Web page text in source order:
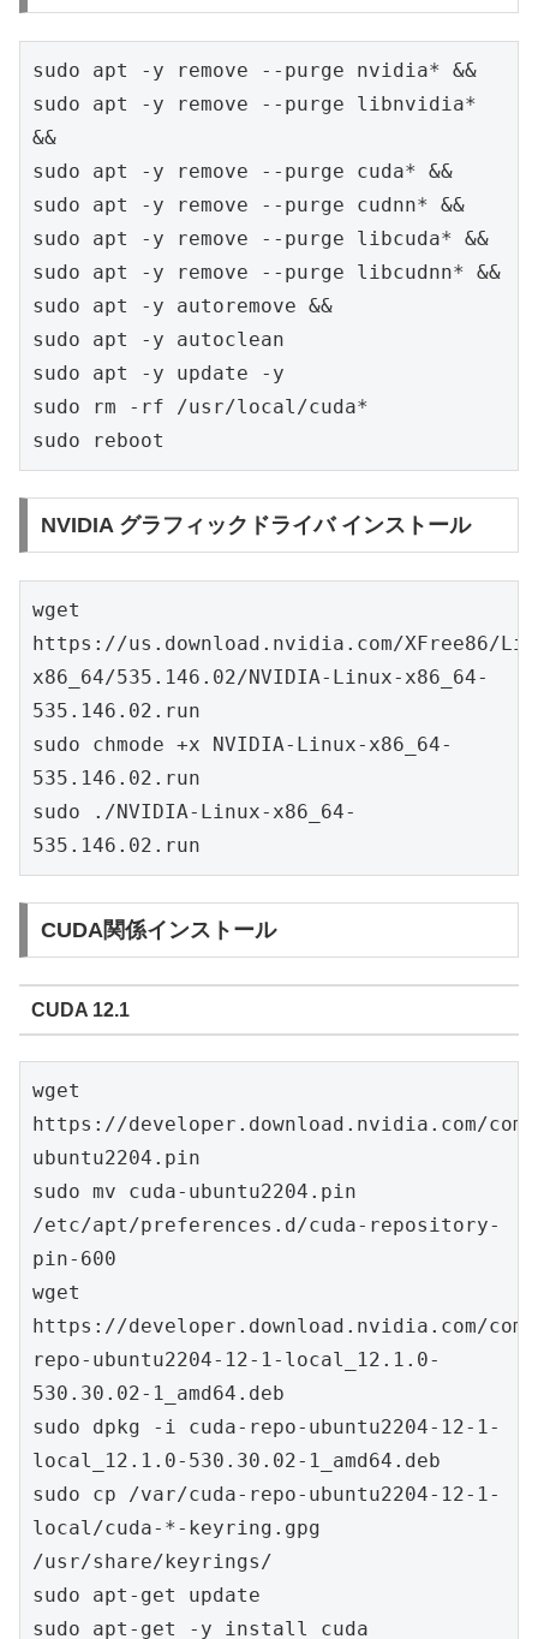
sudo apt -y remove --purge nvidia* &&
sudo apt -y remove --purge libnvidia*
&&
sudo apt -y remove --purge cuda* &&
sudo apt -y remove --purge cudnn* &&
sudo apt -y remove --purge libcuda* &&
sudo apt -y remove --purge libcudnn* &&
sudo apt -y autoremove &&
sudo apt -y autoclean
sudo apt -y update -y
sudo rm -rf /usr/local/cuda*
sudo reboot
NVIDIA グラフィックドライバ インストール
wget
https://us.download.nvidia.com/XFree86/
x86_64/535.146.02/NVIDIA-Linux-x86_64-
535.146.02.run
sudo chmode +x NVIDIA-Linux-x86_64-
535.146.02.run
sudo ./NVIDIA-Linux-x86_64-
535.146.02.run
CUDA関係インストール
CUDA 12.1
wget
https://developer.download.nvidia.com/
ubuntu2204.pin
sudo mv cuda-ubuntu2204.pin
/etc/apt/preferences.d/cuda-repository-
pin-600
wget
https://developer.download.nvidia.com/
repo-ubuntu2204-12-1-local_12.1.0-
530.30.02-1_amd64.deb
sudo dpkg -i cuda-repo-ubuntu2204-12-1-
local_12.1.0-530.30.02-1_amd64.deb
sudo cp /var/cuda-repo-ubuntu2204-12-1-
local/cuda-*-keyring.gpg
/usr/share/keyrings/
sudo apt-get update
sudo apt-get -y install cuda